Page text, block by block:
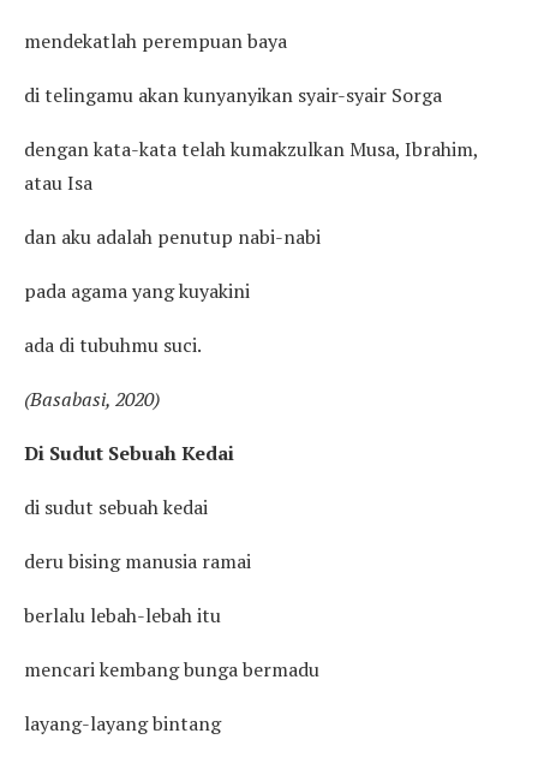
mendekatlah perempuan baya
di telingamu akan kunyanyikan syair-syair Sorga
dengan kata-kata telah kumakzulkan Musa, Ibrahim,
atau Isa
dan aku adalah penutup nabi-nabi
pada agama yang kuyakini
ada di tubuhmu suci.
(Basabasi, 2020)
Di Sudut Sebuah Kedai
di sudut sebuah kedai
deru bising manusia ramai
berlalu lebah-lebah itu
mencari kembang bunga bermadu
layang-layang bintang